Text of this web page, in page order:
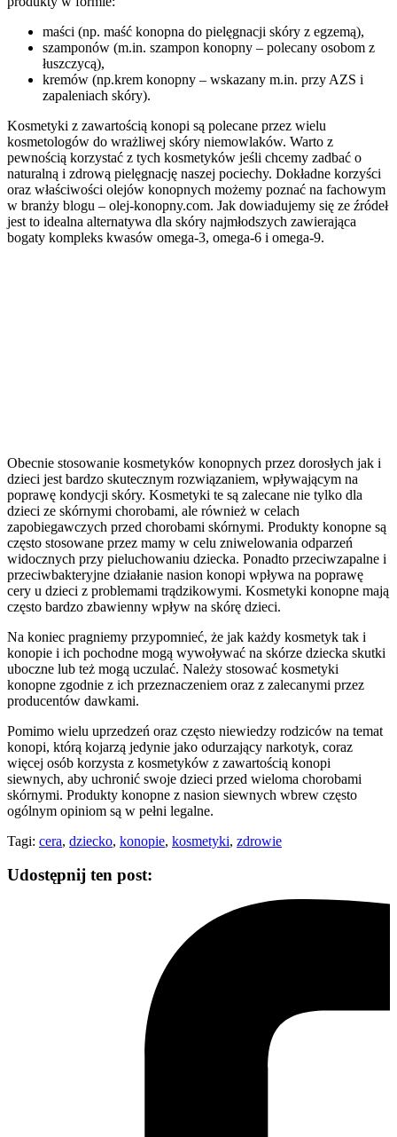
maści (np. maść konopna do pielęgnacji skóry z egzemą),
szamponów (m.in. szampon konopny – polecany osobom z
łuszczycą),
kremów (np.krem konopny – wskazany m.in. przy AZS i
zapaleniach skóry).
Kosmetyki z zawartością konopi są polecane przez wielu
kosmetologów do wrażliwej skóry niemowlaków. Warto z
pewnością korzystać z tych kosmetyków jeśli chcemy zadbać o
naturalną i zdrową pielęgnację naszej pociechy. Dokładne korzyści
oraz właściwości olejów konopnych możemy poznać na fachowym
w branży blogu – olej-konopny.com. Jak dowiadujemy się ze źródeł
jest to idealna alternatywa dla skóry najmłodszych zawierająca
bogaty kompleks kwasów omega-3, omega-6 i omega-9.
Obecnie stosowanie kosmetyków konopnych przez dorosłych jak i
dzieci jest bardzo skutecznym rozwiązaniem, wpływającym na
poprawę kondycji skóry. Kosmetyki te są zalecane nie tylko dla
dzieci ze skórnymi chorobami, ale również w celach
zapobiegawczych przed chorobami skórnymi. Produkty konopne są
często stosowane przez mamy w celu zniwelowania odparzeń
widocznych przy pieluchowaniu dziecka. Ponadto przeciwzapalne i
przeciwbakteryjne działanie nasion konopi wpływa na poprawę
cery u dzieci z problemami trądzikowymi. Kosmetyki konopne mają
często bardzo zbawienny wpływ na skórę dzieci.
Na koniec pragniemy przypomnieć, że jak każdy kosmetyk tak i
konopie i ich pochodne mogą wywoływać na skórze dziecka skutki
uboczne lub też mogą uczulać. Należy stosować kosmetyki
konopne zgodnie z ich przeznaczeniem oraz z zalecanymi przez
producentów dawkami.
Pomimo wielu uprzedzeń oraz często niewiedzy rodziców na temat
konopi, którą kojarzą jedynie jako odurzający narkotyk, coraz
więcej osób korzysta z kosmetyków z zawartością konopi
siewnych, aby uchronić swoje dzieci przed wieloma chorobami
skórnymi. Produkty konopne z nasion siewnych wbrew często
ogólnym opiniom są w pełni legalne.
Tagi: cera, dziecko, konopie, kosmetyki, zdrowie
Udostępnij ten post: